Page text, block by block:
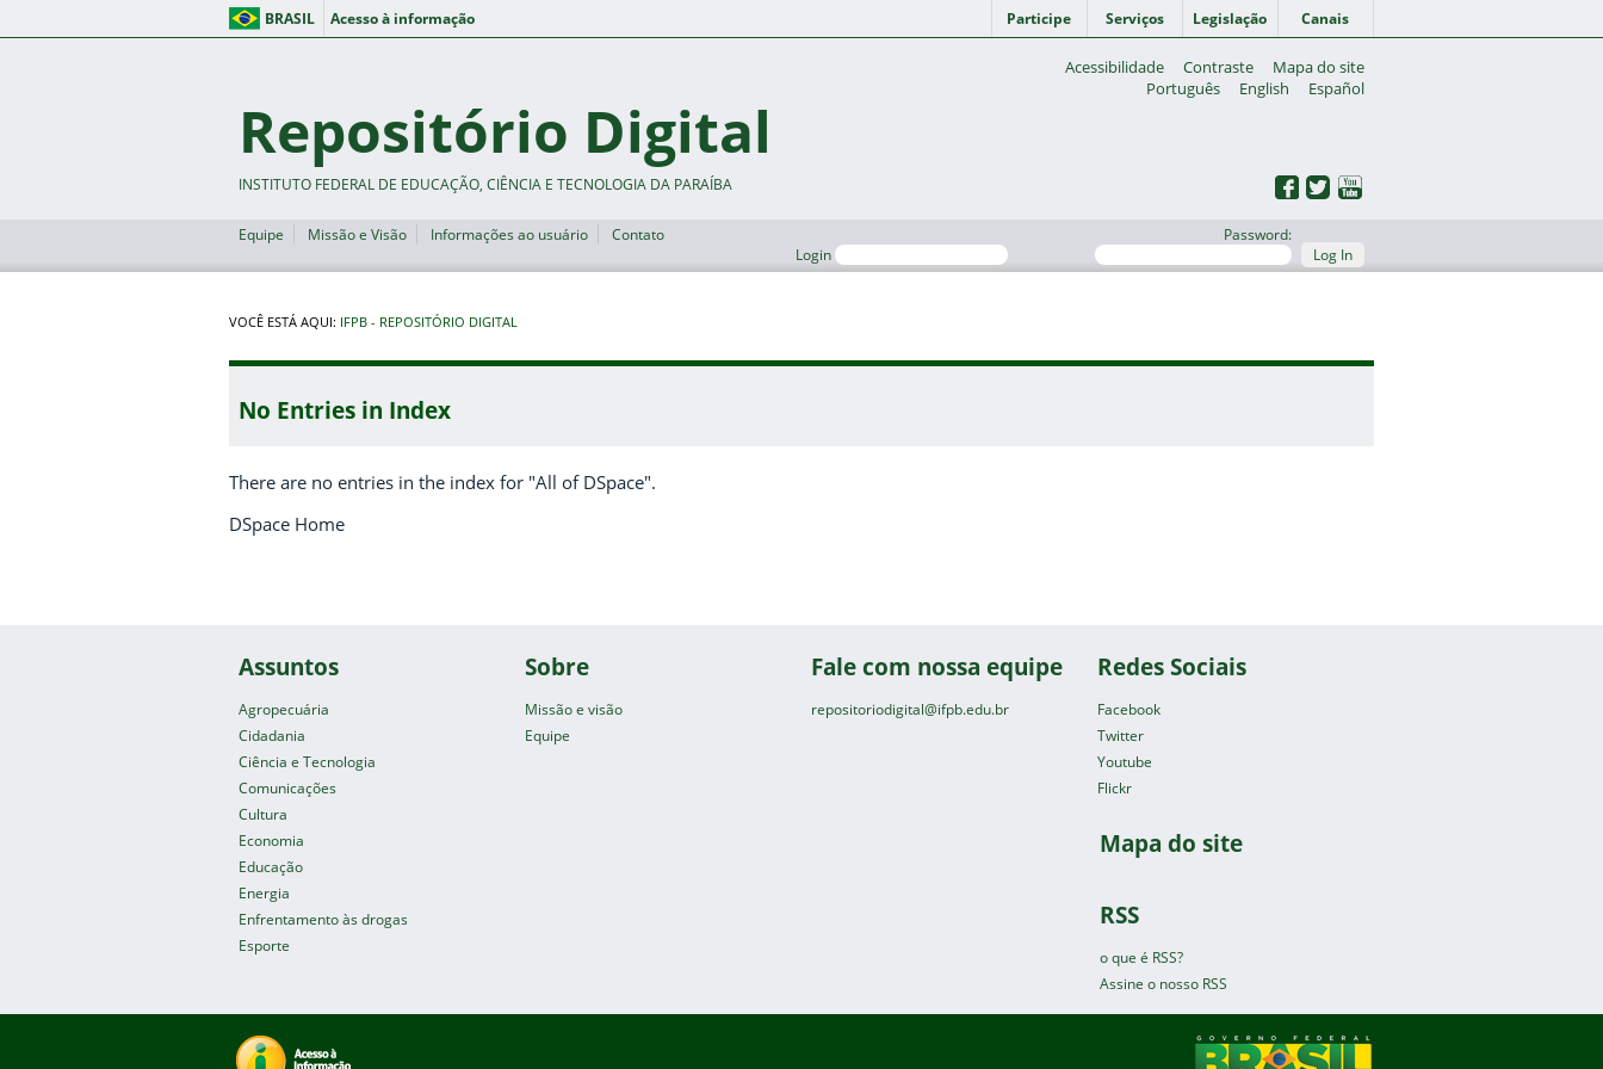
BRASIL Acesso à informação Participe Serviços Legislação Canais
Acessibilidade Contraste
Mapa do site
Português
English Español
Repositório Digital
INSTITUTO FEDERAL DE EDUCAÇÃO, CIÊNCIA E TECNOLOGIA DA PARAÍBA
Equipe Missão e Visão Informações ao usuário
Contato
Login
Password:
Log In
VOCÊ ESTÁ AQUI: IFPB - REPOSITÓRIO DIGITAL
No Entries in Index
There are no entries in the index for "All of DSpace".
DSpace Home
Assuntos
Agropecuária
Cidadania
Ciência e Tecnologia
Comunicações
Cultura
Economia
Educação
Energia
Enfrentamento às drogas
Esporte
Sobre
Missão e visão
Equipe
Fale com nossa equipe
repositoriodigital@ifpb.edu.br
Redes Sociais
Facebook
Twitter
Youtube
Flickr
Mapa do site
RSS
o que é RSS?
Assine o nosso RSS